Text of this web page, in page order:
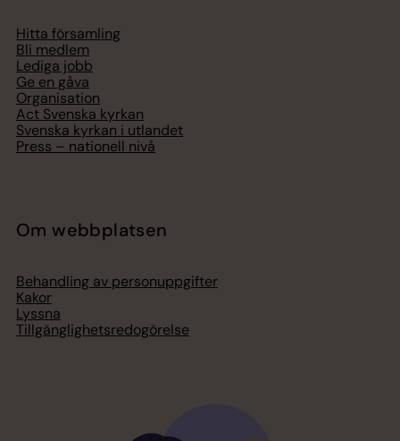
Hitta församling
Bli medlem
Lediga jobb
Ge en gåva
Organisation
Act Svenska kyrkan
Svenska kyrkan i utlandet
Press – nationell nivå
Om webbplatsen
Behandling av personuppgifter
Kakor
Lyssna
Tillgänglighetsredogörelse